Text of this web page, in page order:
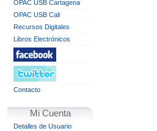
OPAC USB Cartagena
OPAC USB Cali
Recursos Digitales
Libros Electrónicos
Contacto
Mi Cuenta
Detalles de Usuario